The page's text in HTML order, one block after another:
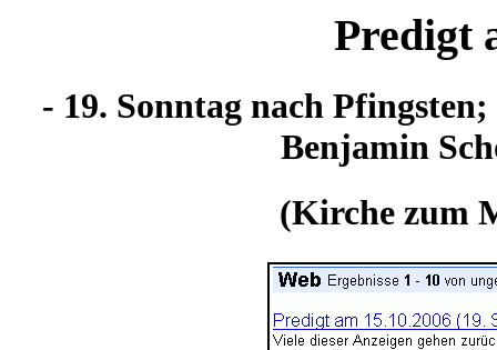
Predigt
- 19. Sonntag nach
Benjamin
(Kirche zum